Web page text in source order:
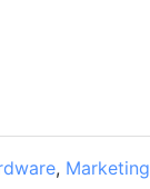
, Marketing